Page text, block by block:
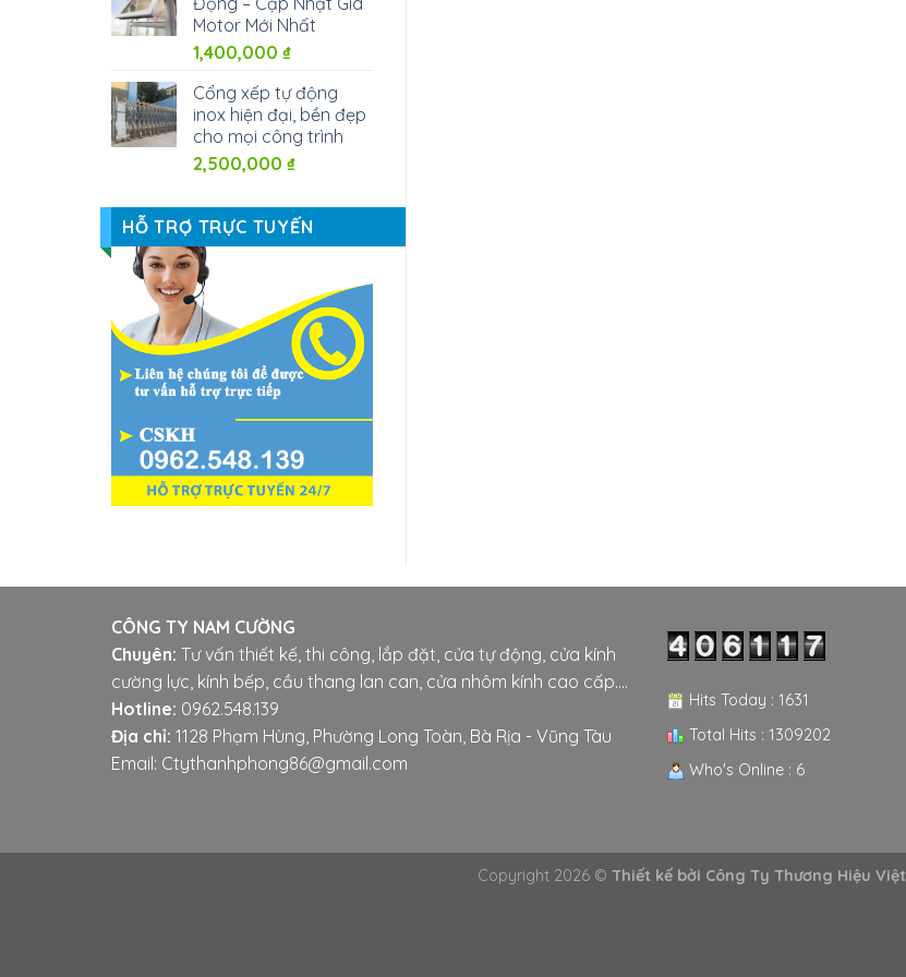
Motor Mới Nhất
1,400,000 ₫
Cổng xếp tự động
inox hiện đại, bền đẹp
cho mọi công trình
2,500,000 ₫
HỖ TRỢ TRỰC TUYẾN
CÔNG TY NAM CƯỜNG
Chuyên: Tư vấn thiết kế, thi công, lắp đặt, cửa tự động, cửa kính
cường lực, kính bếp, cầu thang lan can, cửa nhôm kính cao cấp....
Hotline: 0962.548.139
Địa chỉ: 1128 Phạm Hùng, Phường Long Toàn, Bà Rịa - Vũng Tàu
Email: Ctythanhphong86@gmail.com
Hits Today : 1631
Total Hits : 1309202
Who's Online : 6
Copyright 2026 © Thiết kế bởi Công Ty Thương Hiệu Việt